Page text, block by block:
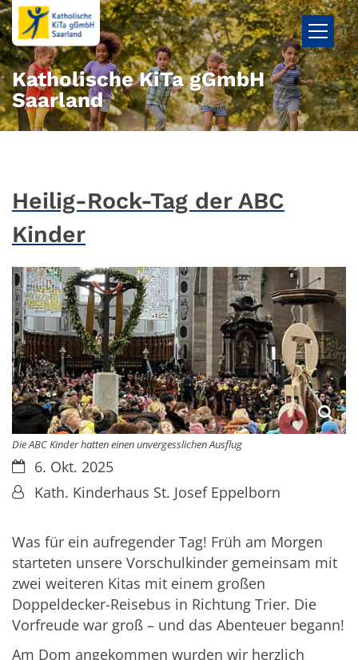
Zum Inhalt springen
Katholische KiTa gGmbH
Saarland
Heilig-Rock-Tag der ABC
Kinder
Die ABC Kinder hatten einen unvergesslichen Ausflug
Datum:6. Okt. 2025
Von:Kath. Kinderhaus St. Josef Eppelborn
Was für ein aufregender Tag! Früh am Morgen
starteten unsere Vorschulkinder gemeinsam mit
zwei weiteren Kitas mit einem großen
Doppeldecker-Reisebus in Richtung Trier. Die
Vorfreude war groß – und das Abenteuer begann!
Am Dom angekommen wurden wir herzlich